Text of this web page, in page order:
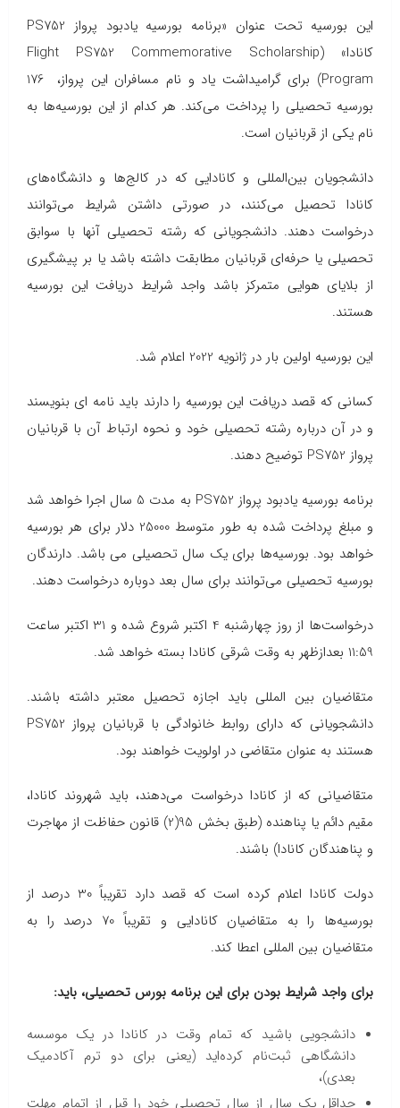
این بورسیه تحت عنوان «برنامه بورسیه یادبود پرواز PS752
کانادا» (Flight PS752 Commemorative Scholarship
Program) برای گرامیداشت یاد و نام مسافران این پرواز، 176
بورسیه تحصیلی را پرداخت می‌کند. هر کدام از این بورسیه‌‌ها به
نام یکی از قربانیان است.
دانشجویان بین‌المللی و کانادایی که در کالج‌ها و دانشگاه‌های
کانادا تحصیل می‌کنند، در صورتی داشتن شرایط می‌توانند
درخواست دهند. دانشجویانی که رشته تحصیلی آنها با سوابق
تحصیلی یا حرفه‌ای قربانیان مطابقت داشته باشد یا بر پیشگیری
از بلایای هوایی متمرکز باشد واجد شرایط دریافت این بورسیه
هستند.
این بورسیه اولین بار در ژانویه 2022 اعلام شد.
کسانی که قصد دریافت این بورسیه را دارند باید نامه ای بنویسند
و در آن درباره رشته تحصیلی خود و نحوه ارتباط آن با قربانیان
پرواز PS752 توضیح دهند.
برنامه بورسیه یادبود پرواز PS752 به مدت 5 سال اجرا خواهد شد
و مبلغ پرداخت شده به طور متوسط ​​25000 دلار برای هر بورسیه
خواهد بود. بورسیه‌ها برای یک سال تحصیلی می باشد. دارندگان
بورسیه تحصیلی می‌توانند برای سال بعد دوباره درخواست دهند.
درخواست‌ها از روز چهارشنبه 4 اکتبر شروع شده و 31 اکتبر ساعت
11:59 بعدازظهر به وقت شرقی کانادا بسته خواهد شد.
متقاضیان بین المللی باید اجازه تحصیل معتبر داشته باشند.
دانشجویانی که دارای روابط خانوادگی با قربانیان پرواز PS752
هستند به عنوان متقاضی در اولویت خواهند بود.
متقاضیانی که از کانادا درخواست می‌دهند، باید شهروند کانادا،
مقیم دائم یا پناهنده (طبق بخش 95(2) قانون حفاظت از مهاجرت
و پناهندگان کانادا) باشند.
دولت کانادا اعلام کرده است که قصد دارد تقریباً 30 درصد از
بورسیه‌ها را به متقاضیان کانادایی و تقریباً 70 درصد را به
متقاضیان بین المللی اعطا کند.
برای واجد شرایط بودن برای این برنامه بورس تحصیلی، باید:
دانشجویی باشید که تمام وقت در کانادا در یک موسسه
دانشگاهی ثبت‌نام کرده‌اید (یعنی برای دو ترم آکادمیک
بعدی)،
حداقل یک سال از سال تحصیلی خود را قبل از اتمام مهلت